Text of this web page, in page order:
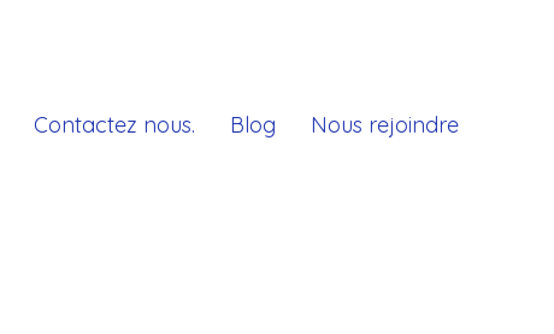
Contactez nous. Blog Nous rejoindre